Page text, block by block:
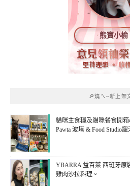
熊寶小榆
🔎燒ㄟ~新上架
貓咪主食糧及貓咪餐食開
Pawta 波塔 & Food Studio寵
YBARRA 益百萊 西班牙原
雞肉沙拉料理。